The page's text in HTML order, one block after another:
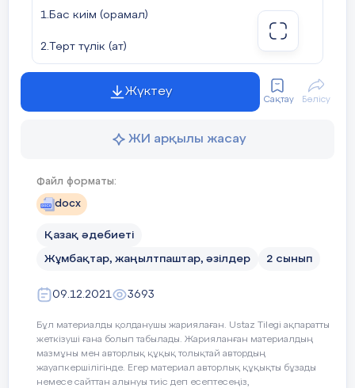
1.Бас киім (орамал)
2.Төрт түлік (ат)
4.Мемлекет атауы (Қазақстан)
Темірбай Раяна 2 «Г» сынып оқушысы
Жүктеу
Сақтау Бөлісу
ЖИ арқылы жасау
Файл форматы:
docx
Қазақ әдебиеті
Жұмбақтар, жаңылтпаштар, әзілдер 2 сынып
09.12.2021 3693
Бұл материалды қолданушы жариялаған. Ustaz Tilegi ақпаратты
жеткізуші ғана болып табылады. Жарияланған материалдың
мазмұны мен авторлық құқық толықтай автордың
жауапкершілігінде. Егер материал авторлық құқықты бұзады
немесе сайттан алынуы тиіс деп есептесеңіз,